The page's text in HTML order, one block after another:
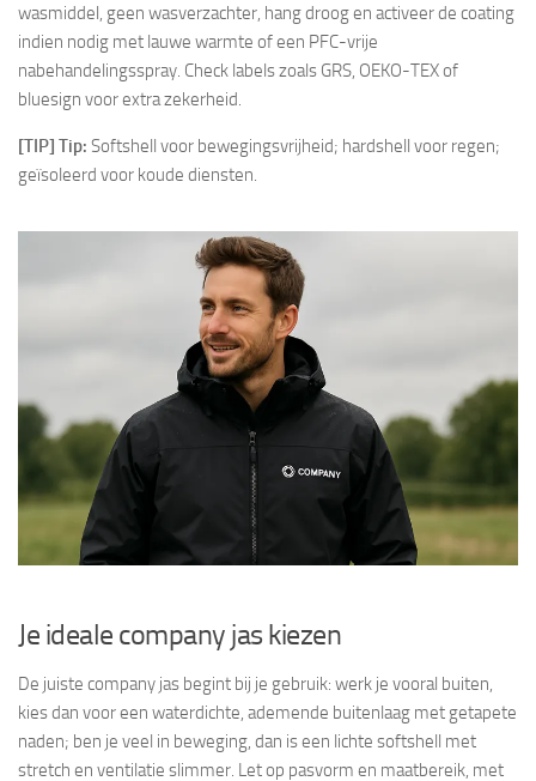
wasmiddel, geen wasverzachter, hang droog en activeer de coating
indien nodig met lauwe warmte of een PFC-vrije
nabehandelingsspray. Check labels zoals GRS, OEKO-TEX of
bluesign voor extra zekerheid.
[TIP] Tip: Softshell voor bewegingsvrijheid; hardshell voor regen;
geïsoleerd voor koude diensten.
Je ideale company jas kiezen
De juiste company jas begint bij je gebruik: werk je vooral buiten,
kies dan voor een waterdichte, ademende buitenlaag met getapete
naden; ben je veel in beweging, dan is een lichte softshell met
stretch en ventilatie slimmer. Let op pasvorm en maatbereik, met